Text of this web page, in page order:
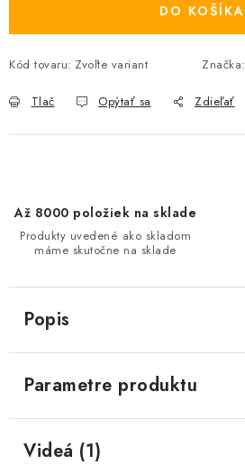
DO KOŠÍKA
Kód tovaru: Zvoľte variant Značka:
Tlač Opýtať sa Zdieľať
Až 8000 položiek na sklade
Produkty uvedené ako skladom
máme skutočne na sklade
Popis
Parametre produktu
Videá (1)